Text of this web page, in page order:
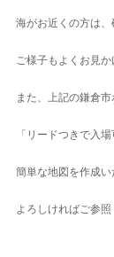
海がお近くの方は
ご様子もよくお見
また、上記の鎌倉
「リードつきで入
簡単な地図を作成
よろしければご参